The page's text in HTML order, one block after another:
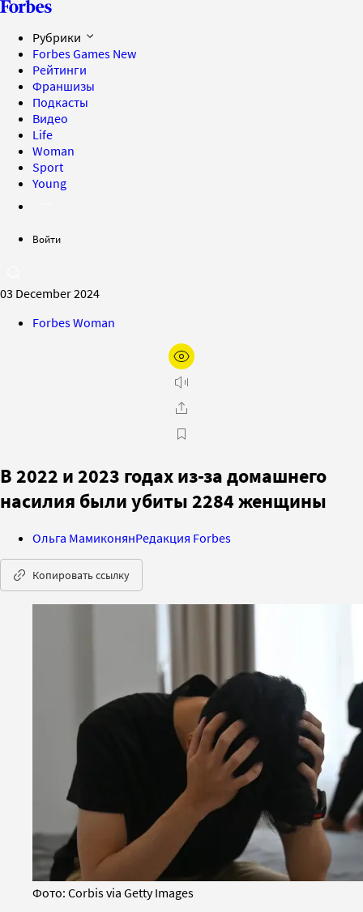
Рубрики
Forbes Games New
Рейтинги
Франшизы
Подкасты
Видео
Life
Woman
Sport
Young
Войти
03 December 2024
Forbes Woman
В 2022 и 2023 годах из-за домашнего
насилия были убиты 2284 женщины
Ольга МамиконянРедакция Forbes
Копировать ссылку
Фото: Corbis via Getty Images